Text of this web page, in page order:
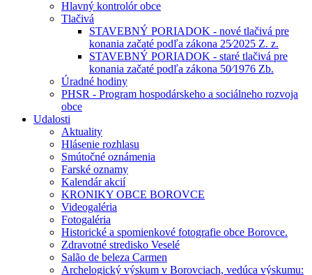
Hlavný kontrolór obce
Tlačivá
STAVEBNÝ PORIADOK - nové tlačivá pre
konania začaté podľa zákona 25⁄2025 Z. z.
STAVEBNÝ PORIADOK - staré tlačivá pre
konania začaté podľa zákona 50⁄1976 Zb.
Úradné hodiny
PHSR - Program hospodárskeho a sociálneho rozvoja
obce
Udalosti
Aktuality
Hlásenie rozhlasu
Smútočné oznámenia
Farské oznamy
Kalendár akcií
KRONIKY OBCE BOROVCE
Videogaléria
Fotogaléria
Historické a spomienkové fotografie obce Borovce.
Zdravotné stredisko Veselé
Salão de beleza Carmen
Archelogický výskum v Borovciach, vedúca výskumu: